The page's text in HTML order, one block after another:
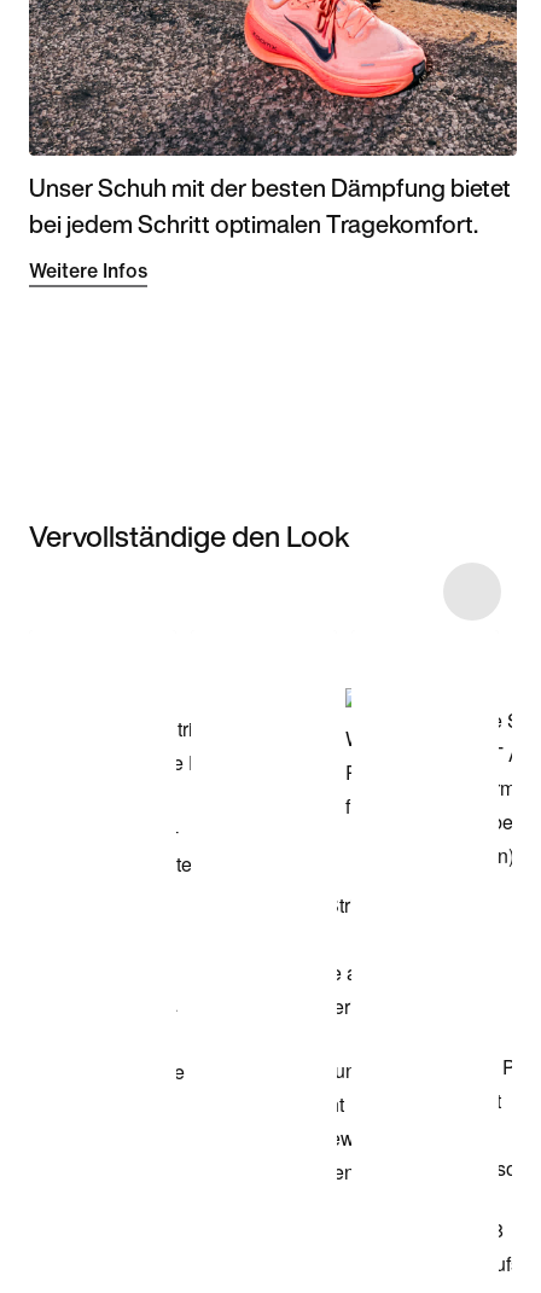
Unser Schuh mit der besten Dämpfung bietet
bei jedem Schritt optimalen Tragekomfort.
Weitere Infos
Vervollständige den Look